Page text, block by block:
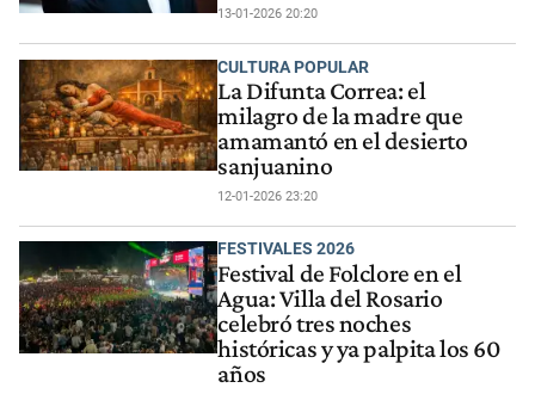
13-01-2026 20:20
CULTURA POPULAR
La Difunta Correa: el
milagro de la madre que
amamantó en el desierto
sanjuanino
12-01-2026 23:20
FESTIVALES 2026
Festival de Folclore en el
Agua: Villa del Rosario
celebró tres noches
históricas y ya palpita los 60
años